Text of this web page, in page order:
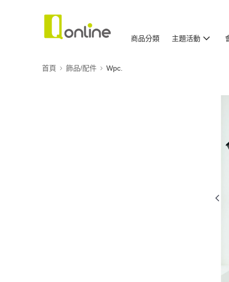
商品分類 主題活動
首頁 飾品/配件 Wpc.